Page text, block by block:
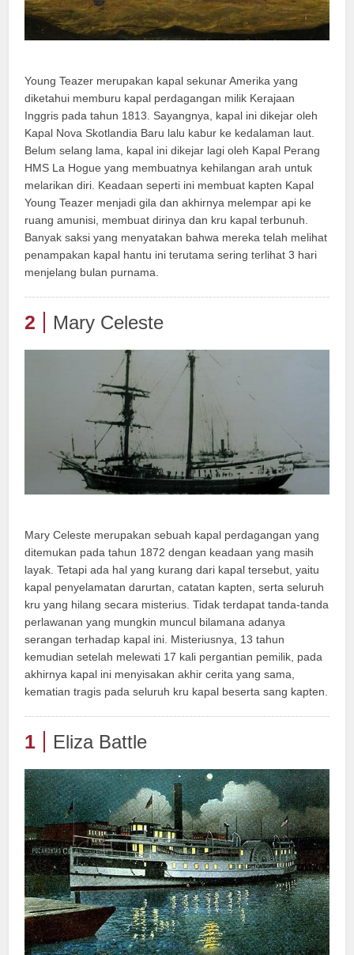
Young Teazer merupakan kapal sekunar Amerika yang
diketahui memburu kapal perdagangan milik Kerajaan
Inggris pada tahun 1813. Sayangnya, kapal ini dikejar oleh
Kapal Nova Skotlandia Baru lalu kabur ke kedalaman laut.
Belum selang lama, kapal ini dikejar lagi oleh Kapal Perang
HMS La Hogue yang membuatnya kehilangan arah untuk
melarikan diri. Keadaan seperti ini membuat kapten Kapal
Young Teazer menjadi gila dan akhirnya melempar api ke
ruang amunisi, membuat dirinya dan kru kapal terbunuh.
Banyak saksi yang menyatakan bahwa mereka telah melihat
penampakan kapal hantu ini terutama sering terlihat 3 hari
menjelang bulan purnama.
2 Mary Celeste
Mary Celeste merupakan sebuah kapal perdagangan yang
ditemukan pada tahun 1872 dengan keadaan yang masih
layak. Tetapi ada hal yang kurang dari kapal tersebut, yaitu
kapal penyelamatan darurtan, catatan kapten, serta seluruh
kru yang hilang secara misterius. Tidak terdapat tanda-tanda
perlawanan yang mungkin muncul bilamana adanya
serangan terhadap kapal ini. Misteriusnya, 13 tahun
kemudian setelah melewati 17 kali pergantian pemilik, pada
akhirnya kapal ini menyisakan akhir cerita yang sama,
kematian tragis pada seluruh kru kapal beserta sang kapten.
1 Eliza Battle